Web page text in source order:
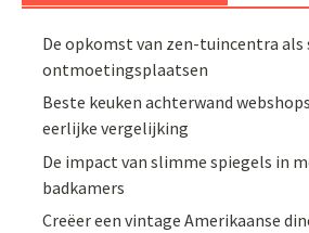
De opkomst van zen-tuincentra als
ontmoetingsplaatsen
Beste keuken achterwand
eerlijke vergelijking
De impact van slimme spiegels in
badkamers
Creëer een vintage Amerikaanse